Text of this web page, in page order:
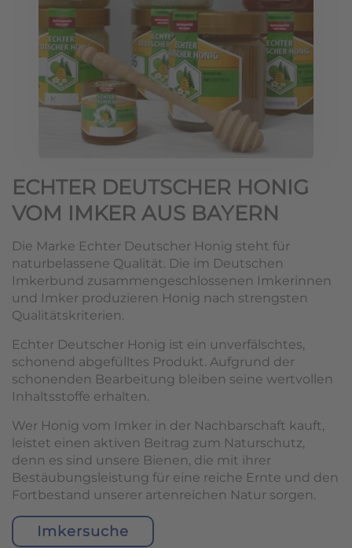
ECHTER DEUTSCHER HONIG
VOM IMKER AUS BAYERN
Die Marke Echter Deutscher Honig steht für
naturbelassene Qualität. Die im Deutschen
Imkerbund zusammengeschlossenen Imkerinnen
und Imker produzieren Honig nach strengsten
Qualitätskriterien.
Echter Deutscher Honig ist ein unverfälschtes,
schonend abgefülltes Produkt. Aufgrund der
schonenden Bearbeitung bleiben seine wertvollen
Inhaltsstoffe erhalten.
Wer Honig vom Imker in der Nachbarschaft kauft,
leistet einen aktiven Beitrag zum Naturschutz,
denn es sind unsere Bienen, die mit ihrer
Bestäubungsleistung für eine reiche Ernte und den
Fortbestand unserer artenreichen Natur sorgen.
Imkersuche